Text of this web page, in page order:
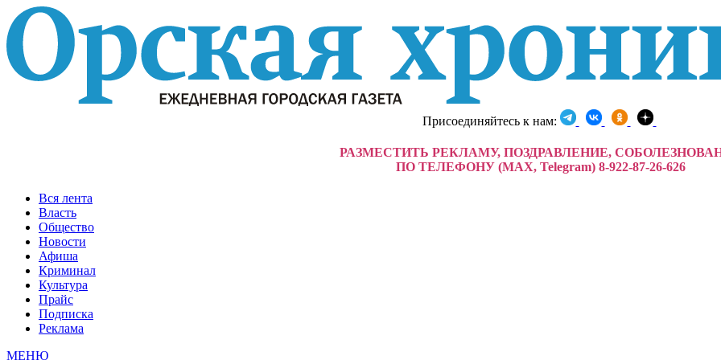
Присоединяйтесь к нам:
РАЗМЕСТИТЬ РЕКЛАМУ, ПОЗДРАВЛЕНИЕ,
ПО ТЕЛЕФОНУ (MAX, Telegram) 8-922-87-26-626
Вся лента
Власть
Общество
Новости
Афиша
Криминал
Культура
Прайс
Подписка
Реклама
МЕНЮ